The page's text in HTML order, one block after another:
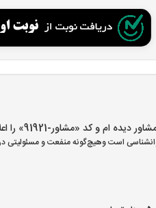
«مشاور-91921» را اعلام کنید»
است وهیچ‌گونه منفعت و مسئولیتی در